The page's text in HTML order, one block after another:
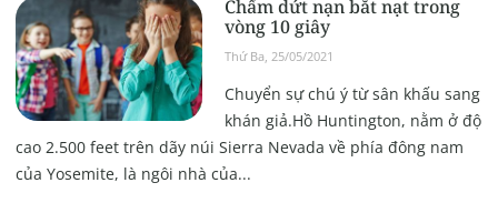
Chấm dứt nạn bắt nạt trong
vòng 10 giây
Thứ Ba, 25/05/2021
Chuyển sự chú ý từ sân khấu sang
khán giả.Hồ Huntington, nằm ở độ
cao 2.500 feet trên dãy núi Sierra Nevada về phía đông nam
của Yosemite, là ngôi nhà của...